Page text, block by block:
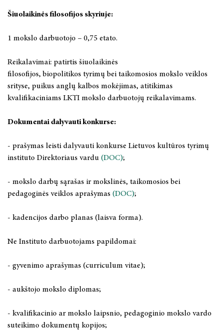
2026 m. lapkričio 12–13 d
2026 m. lapkričio 13 d.
2026 m. lapkričio 19–20 d.
2026 m. lapkričio 26 d.
Bendradarbiavimo sutartys
Filosofija
Lyginamieji civilizacijų tyrimai
Monografijos, studijos, taikomieji leidiniai
Straipsnių rinkiniai
Books in English
Knygynas
LKTI virtualioji biblioteka
2025 m. lapkričio 20–21 d.
2025 m. lapkričio 20 d.
2025 m. lapkričio 19–20 d.
2025 m. lapkričio 19 d.
2025 m. lapkričio 5 d.
2025 m. spalio 16–17 d.
2025 m. spalio 3 - 4 d.
2025 m. rugsėjo 25–27 d.
2025 m. rugsėjo 18-19 d.
2025 m. gegužės 15–16 d.
Šiuolaikinės filosofijos skyriuje:
1 mokslo darbuotojo – 0,75 etato.
Reikalavimai: patirtis šiuolaikinės
filosofijos, biopolitikos tyrimų bei taikomosios mokslo veiklos
srityse, puikus anglų kalbos mokėjimas, atitikimas
kvalifikaciniams LKTI mokslo darbuotojų reikalavimams.
Dokumentai dalyvauti konkurse:
- prašymas leisti dalyvauti konkurse Lietuvos kultūros tyrimų
instituto Direktoriaus vardu (DOC);
- mokslo darbų sąrašas ir mokslinės, taikomosios bei
pedagoginės veiklos aprašymas (DOC);
- kadencijos darbo planas (laisva forma).
Ne Instituto darbuotojams papildomai:
- gyvenimo aprašymas (curriculum vitae);
- aukštojo mokslo diplomas;
- kvalifikacinio ar mokslo laipsnio, pedagoginio mokslo vardo
suteikimo dokumentų kopijos;